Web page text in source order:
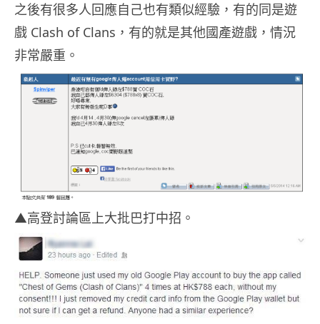
之後有很多人回應自己也有類似經驗，有的同是遊
戲 Clash of Clans，有的就是其他國產遊戲，情況
非常嚴重。
▲高登討論區上大批巴打中招。